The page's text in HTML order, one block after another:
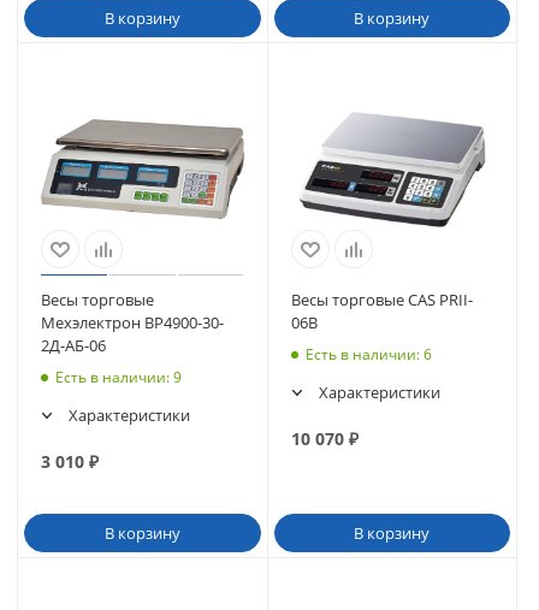
В корзину В корзину
Весы торговые
Мехэлектрон ВР4900-30-
2Д-АБ-06
Есть в наличии: 9
Характеристики
3 010 ₽
В корзину
Весы торговые CAS PRII-
06В
Есть в наличии: 6
Характеристики
10 070₽
В корзину